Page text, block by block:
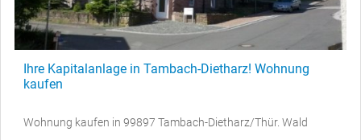
Ihre Kapitalanlage in Tambach-Dietharz! Wohnung
kaufen
Wohnung kaufen in 99897 Tambach-Dietharz/Thür. Wald